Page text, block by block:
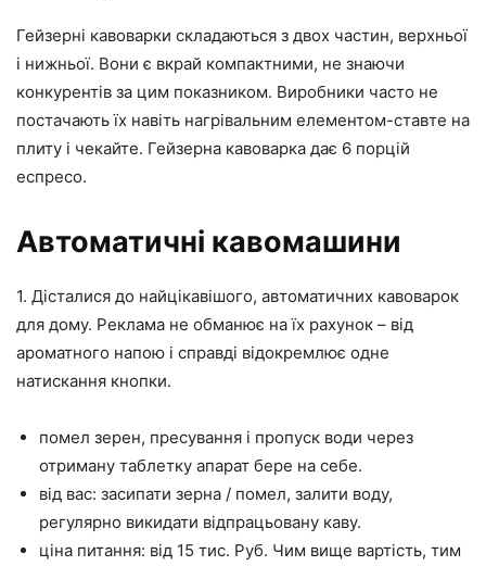
Гейзерні кавоварки складаються з двох частин, верхньої
і нижньої. Вони є вкрай компактними, не знаючи
конкурентів за цим показником. Виробники часто не
постачають їх навіть нагрівальним елементом-ставте на
плиту і чекайте. Гейзерна кавоварка дає 6 порцій
еспресо.
Автоматичні кавомашини
1. Дісталися до найцікавішого, автоматичних кавоварок
для дому. Реклама не обманює на їх рахунок – від
ароматного напою і справді відокремлює одне
натискання кнопки.
помел зерен, пресування і пропуск води через
отриману таблетку апарат бере на себе.
від вас: засипати зерна / помел, залити воду,
регулярно викидати відпрацьовану каву.
ціна питання: від 15 тис. Руб. Чим вище вартість, тим